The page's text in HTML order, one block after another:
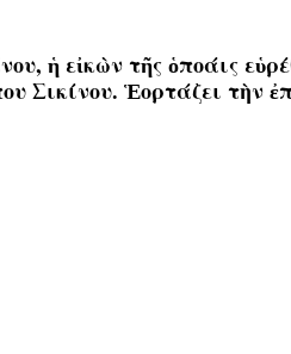
ἡ εἰκὼν τῆς ὁποάις
Ἑορτάζει τὴν